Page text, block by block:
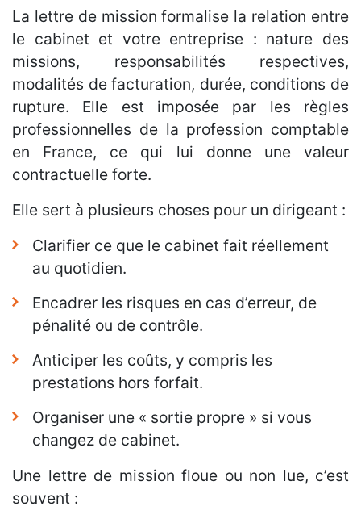
La lettre de mission formalise la relation entre
le cabinet et votre entreprise : nature des
missions, responsabilités respectives,
modalités de facturation, durée, conditions de
rupture. Elle est imposée par les règles
professionnelles de la profession comptable
en France, ce qui lui donne une valeur
contractuelle forte.
Elle sert à plusieurs choses pour un dirigeant :
Clarifier ce que le cabinet fait réellement
au quotidien.
Encadrer les risques en cas d’erreur, de
pénalité ou de contrôle.
Anticiper les coûts, y compris les
prestations hors forfait.
Organiser une « sortie propre » si vous
changez de cabinet.
Une lettre de mission floue ou non lue, c’est
souvent :